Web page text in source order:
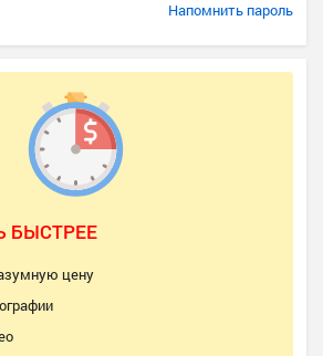
Напомнить пароль
БЫСТРЕЕ
цену